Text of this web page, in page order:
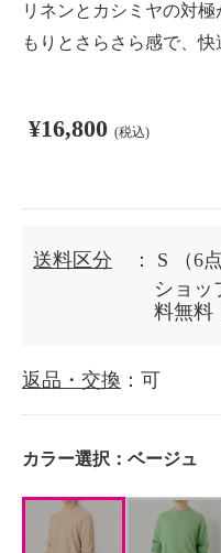
リネンとカシミヤの対
もりとさらさら感で、快
¥16,800 (税込)
送料区分 ： S
（6
ショッ
料無料
返品・交換 ：可
カラー選択： ベージュ